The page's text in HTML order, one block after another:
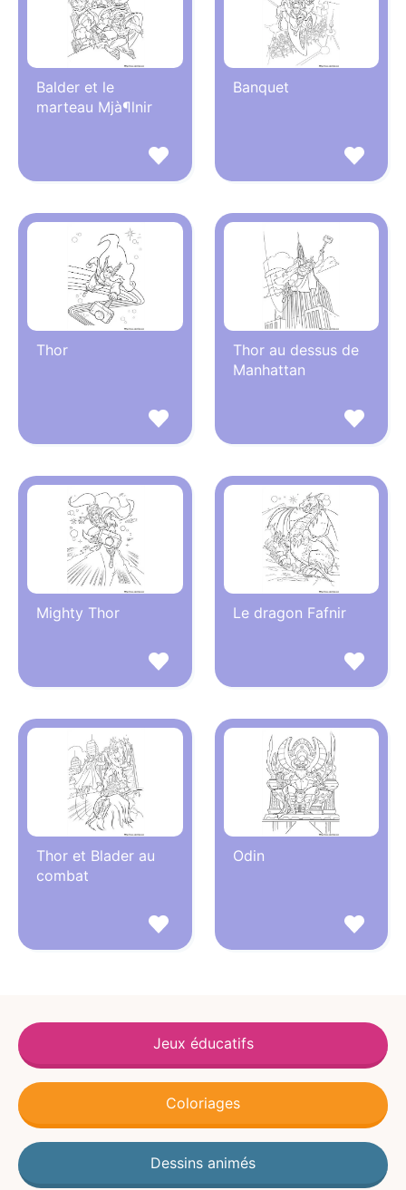
Balder et le
marteau Mjà¶lnir
Banquet
Thor
Thor au dessus de
Manhattan
Mighty Thor Le dragon Fafnir
Thor et Blader au
combat
Odin
Jeux éducatifs
Coloriages
Dessins animés